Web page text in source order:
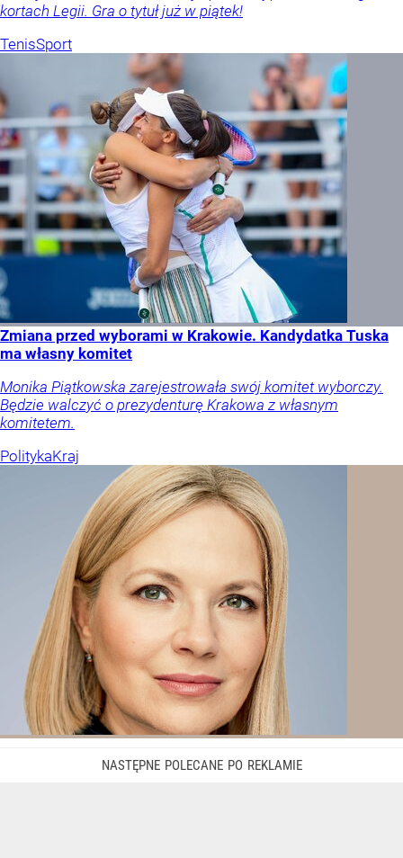
kortach Legii. Gra o tytuł już w piątek!
TenisSport
Zmiana przed wyborami w Krakowie. Kandydatka Tuska
ma własny komitet
Monika Piątkowska zarejestrowała swój komitet wyborczy.
Będzie walczyć o prezydenturę Krakowa z własnym
komitetem.
PolitykaKraj